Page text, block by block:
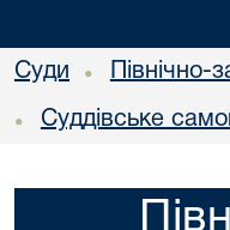
Суди •
• Суддівське